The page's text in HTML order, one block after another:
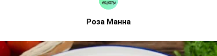
Роза Манна